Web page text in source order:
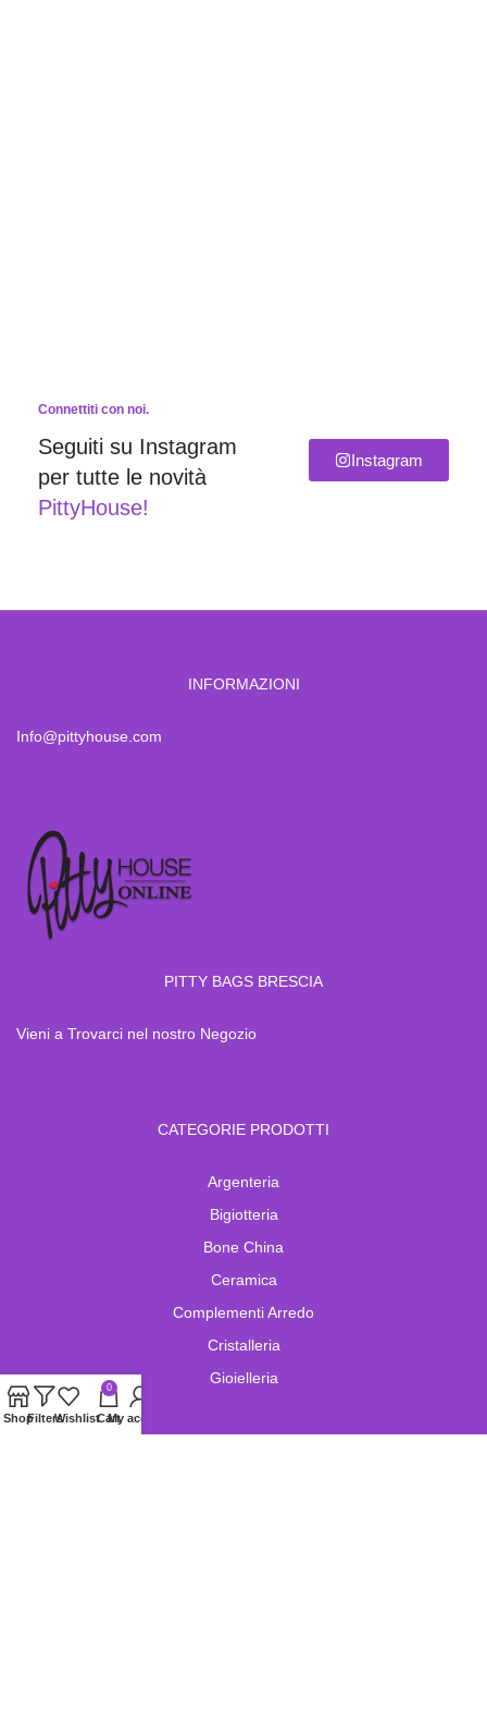
Connettiti con noi.
Seguiti su Instagram
per tutte le novità
PittyHouse!
Instagram
INFORMAZIONI
Info@pittyhouse.com
PITTY BAGS BRESCIA
Vieni a Trovarci nel nostro Negozio
CATEGORIE PRODOTTI
Argenteria
Bigiotteria
Bone China
Ceramica
Complementi Arredo
Cristalleria
Gioielleria
ShopFiltersWishlist
0
CartMy account